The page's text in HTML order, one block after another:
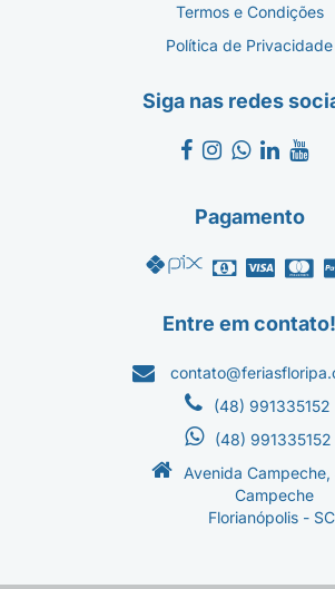
Termos e Condições
Política de Privacidade
Siga nas redes
Pagamento
Entre em contato!
(48) 991335152
(48) 991335152
Avenida
Campeche
Florianópolis -